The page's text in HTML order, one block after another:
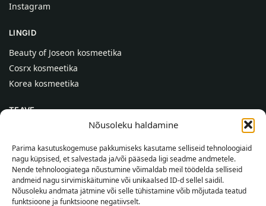
Nõusoleku haldamine
Parima kasutuskogemuse pakkumiseks kasutame selliseid tehnoloogiaid
nagu küpsised, et salvestada ja/või pääseda ligi seadme andmetele.
Nende tehnoloogiatega nõustumine võimaldab meil töödelda selliseid
andmeid nagu sirvimiskäitumine või unikaalsed ID-d sellel saidil.
Nõusoleku andmata jätmine või selle tühistamine võib mõjutada teatud
funktsioone ja funktsioone negatiivselt.
Instagram
LINGID
Beauty of Joseon kosmeetika
Cosrx kosmeetika
Korea kosmeetika
TEAVE
Kontaktid
Abi
TEAVE OSTJALE